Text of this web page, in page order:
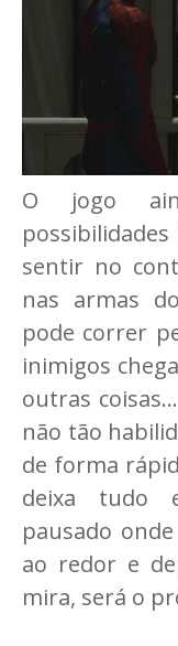
O jogo
sentir no
nas armas
pode correr
inimigos
outras
não tão
de forma
deixa tudo
pausado
ao redor e
mira, será o